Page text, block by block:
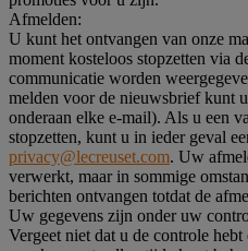
Afmelden:
U kunt het ontvangen van onze
moment kosteloos stopzetten via
communicatie worden
melden voor de nieuwsbrief kunt
onderaan elke e-mail). Als u een
stopzetten, kunt u in ieder geval
privacy@lecreuset.com. Uw
verwerkt, maar in sommige
berichten ontvangen totdat de
Uw gegevens zijn onder uw
Vergeet niet dat u de controle